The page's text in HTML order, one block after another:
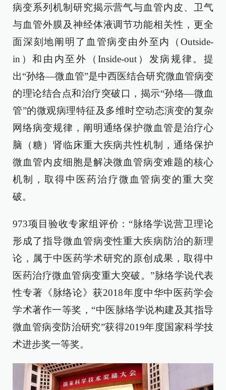
病变系列机制研究揭示营气与血管内皮、卫气
与血管外膜及神经体液调节功能相关性，更全
面深刻地阐明了血管病变由外至内（Outside-
in）和由内至外（Inside-out）发病规律。提
出“孙络—微血管”是中西医结合研究微血管病变
的理论结合点和治疗突破口，揭示“孙络—微血
管”的微观病理特征及多维时空动态演变的复杂
网络病变规律，阐明通络保护微血管是治疗心
脑（糖）肾临床重大疾病共性机制，通络保护
微血管内皮细胞是解决微血管病变难题的核心
机制，取得中医药治疗微血管病变的重大突
破。
973项目验收专家组评价：“脉络学说营卫理论
形成了指导微血管病变性重大疾病防治的新理
论，属于中医药学术研究的原创成果，取得中
医药治疗微血管病变重大突破。”脉络学说代表
性专著《脉络论》获2018年度中华中医药学会
学术著作一等奖，“中医脉络学说构建及其指导
微血管病变防治研究”获得2019年度国家科学技
术进步奖一等奖。